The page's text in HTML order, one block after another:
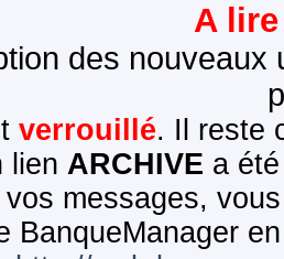
A
des
verrouillé. Il reste
lien ARCHIVE a
messages,
BanqueManager